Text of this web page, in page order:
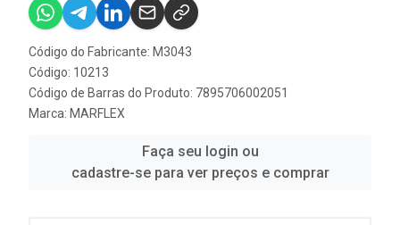
Código do Fabricante: M3043
Código: 10213
Código de Barras do Produto: 7895706002051
Marca: MARFLEX
Faça seu login ou
cadastre-se para ver preços e comprar